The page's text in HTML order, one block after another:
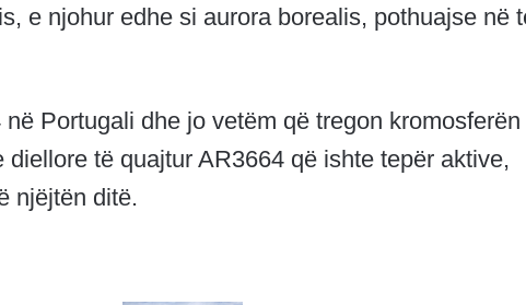
e njohur edhe si aurora borealis, pothuajse në
Portugali dhe jo vetëm që tregon kromosferën
të quajtur AR3664 që ishte tepër aktive,
njëjtën ditë.